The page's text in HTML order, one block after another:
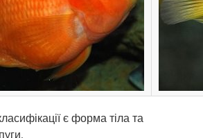
є форма тіла та